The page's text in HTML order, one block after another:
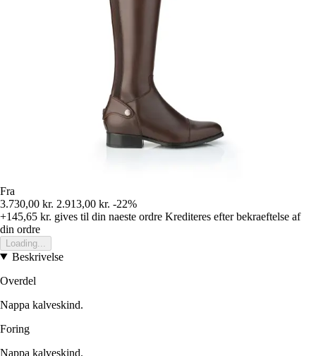
Fra
3.730,00 kr. 2.913,00 kr. -22%
+145,65 kr. gives til din naeste ordre Krediteres efter bekraeftelse af
din ordre
Loading...
Beskrivelse
Overdel
Nappa kalveskind.
Foring
Nappa kalveskind.